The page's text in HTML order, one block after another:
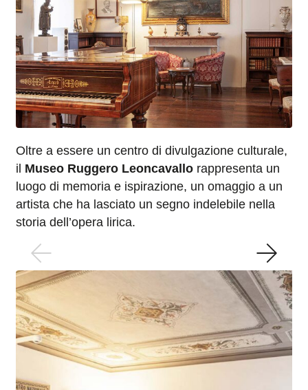
Oltre a essere un centro di divulgazione culturale,
il Museo Ruggero Leoncavallo rappresenta un
luogo di memoria e ispirazione, un omaggio a un
artista che ha lasciato un segno indelebile nella
storia dell’opera lirica.